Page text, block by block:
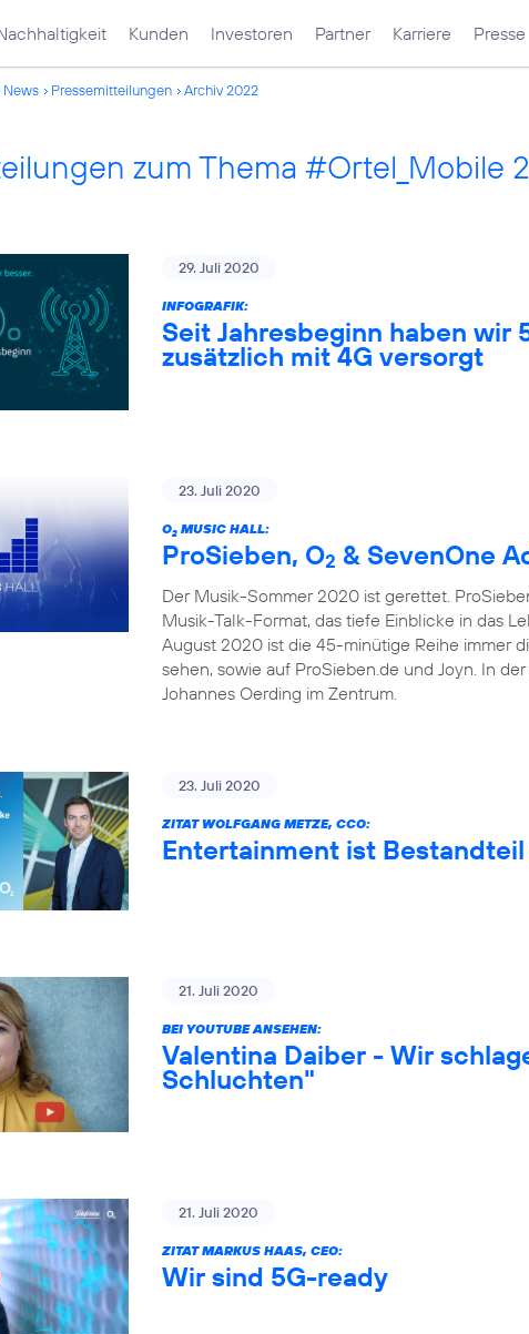
Kunden Investoren Partner Karriere Presse
News Pressemitteilungen Archiv 2022
zum Thema #Ortel_Mobile
29. Juli 2020
INFOGRAFIK:
Seit Jahresbeginn haben wir
zusätzlich mit 4G versorgt
23. Juli 2020
O2 MUSIC HALL:
ProSieben, O2 & SevenOne
Der Musik-Sommer 2020 ist gerettet.
Musik-Talk-Format, das tiefe Einblicke in das
August 2020 ist die 45-minütige Reihe immer
sehen, sowie auf ProSieben.de und Joyn. In
Johannes Oerding im Zentrum.
23. Juli 2020
ZITAT WOLFGANG METZE, CCO:
Entertainment ist
21. Juli 2020
BEI YOUTUBE ANSEHEN:
Valentina Daiber - Wir
Schluchten"
21. Juli 2020
ZITAT MARKUS HAAS, CEO:
Wir sind 5G-ready